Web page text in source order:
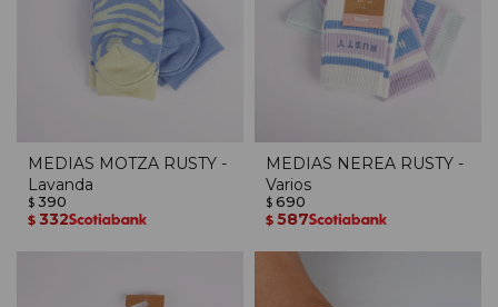
MEDIAS MOTZA RUSTY -
Lavanda
$ 390
$ 332
MEDIAS NEREA RUSTY -
Varios
$ 690
$ 587